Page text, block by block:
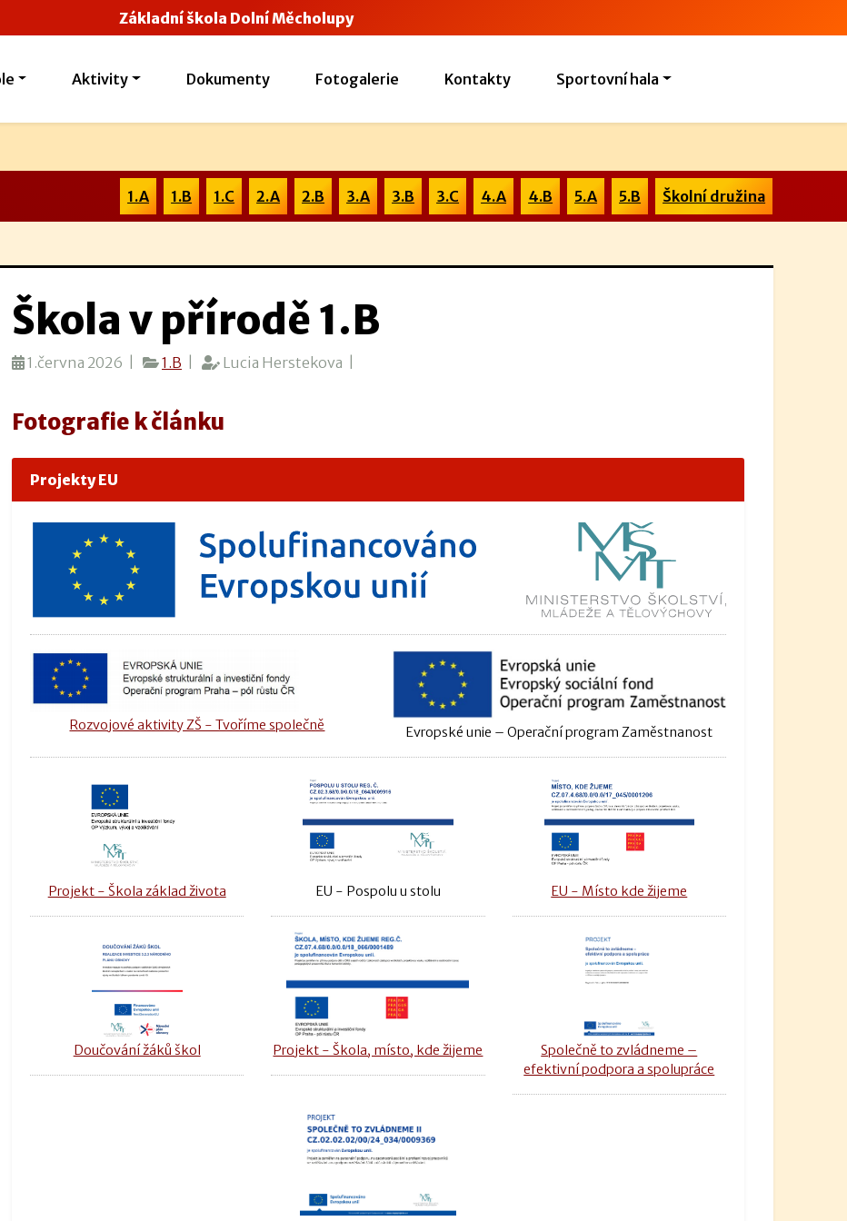
Základní škola Dolní Měcholupy
Aktivity Dokumenty Fotogalerie Kontakty Sportovní hala
1.A 1.B 1.C 2.A 2.B 3.A 3.B 3.C 4.A 4.B 5.A 5.B Školní družina
Škola v přírodě 1.B
1.června 2026 | 1.B | Lucia Herstekova |
Fotografie k článku
Projekty EU
Rozvojové aktivity ZŠ - Tvoříme společně Evropské unie – Operační program Zaměstnanost
Projekt - Škola základ života EU - Pospolu u stolu EU - Místo kde žijeme
Doučování žáků škol Projekt - Škola, místo, kde žijeme
Společně to zvládneme –
efektivní podpora a spolupráce